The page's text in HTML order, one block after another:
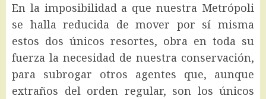
En la imposibilidad a que nuestra Metrópoli
se halla reducida de mover por sí misma
estos dos únicos resortes, obra en toda su
fuerza la necesidad de nuestra conservación,
para subrogar otros agentes que, aunque
extraños del orden regular, son los únicos